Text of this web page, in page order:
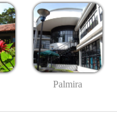
Palmira